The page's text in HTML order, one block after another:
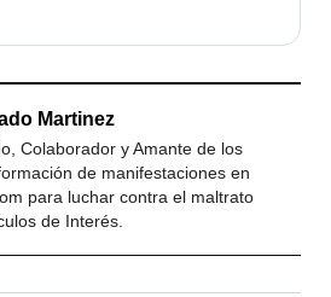
Martinez
Colaborador y Amante de los
de manifestaciones en
para luchar contra el maltrato
de Interés.